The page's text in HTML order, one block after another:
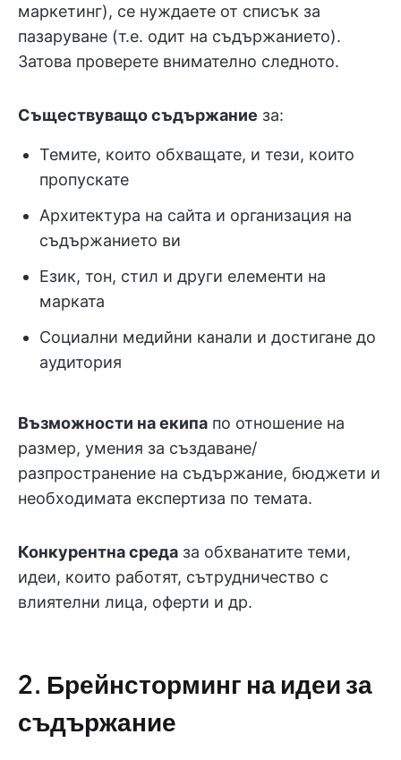
маркетинг), се нуждаете от списък за
пазаруване (т.е. одит на съдържанието).
Затова проверете внимателно следното.
Съществуващо съдържание за:
Темите, които обхващате, и тези, които
пропускате
Архитектура на сайта и организация на
съдържанието ви
Език, тон, стил и други елементи на
марката
Социални медийни канали и достигане до
аудитория
Възможности на екипа по отношение на
размер, умения за създаване/
разпространение на съдържание, бюджети и
необходимата експертиза по темата.
Конкурентна среда за обхванатите теми,
идеи, които работят, сътрудничество с
влиятелни лица, оферти и др.
2. Брейнсторминг на идеи за
съдържание